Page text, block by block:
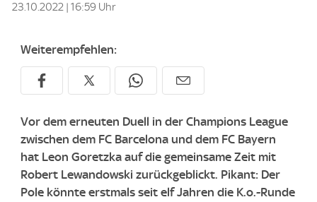
23.10.2022 | 16:59 Uhr
Weiterempfehlen:
Vor dem erneuten Duell in der Champions League
zwischen dem FC Barcelona und dem FC Bayern
hat Leon Goretzka auf die gemeinsame Zeit mit
Robert Lewandowski zurückgeblickt. Pikant: Der
Pole könnte erstmals seit elf Jahren die K.o.-Runde